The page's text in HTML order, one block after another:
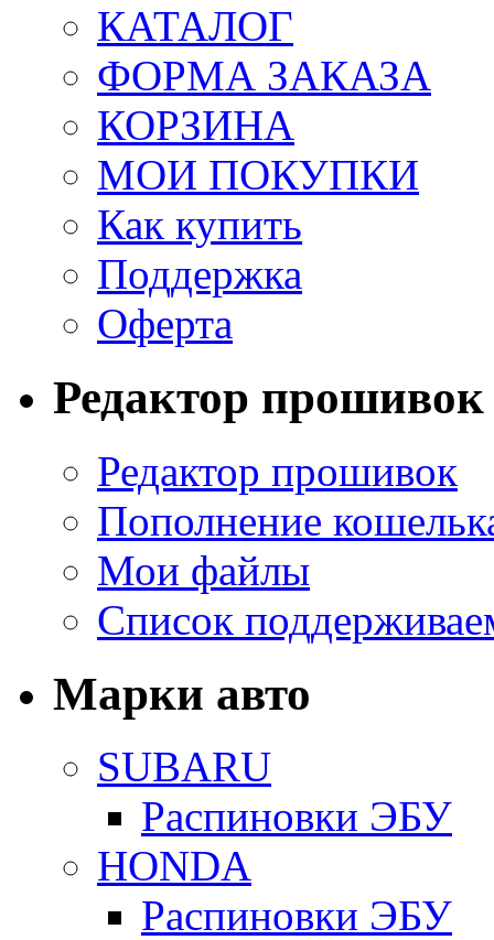
КАТАЛОГ
ФОРМА ЗАКАЗА
КОРЗИНА
МОИ ПОКУПКИ
Как купить
Поддержка
Оферта
Редактор прошивок
Редактор прошивок
Пополнение
Мои файлы
Список
Марки авто
SUBARU
Распиновки ЭБУ
HONDA
Распиновки ЭБУ